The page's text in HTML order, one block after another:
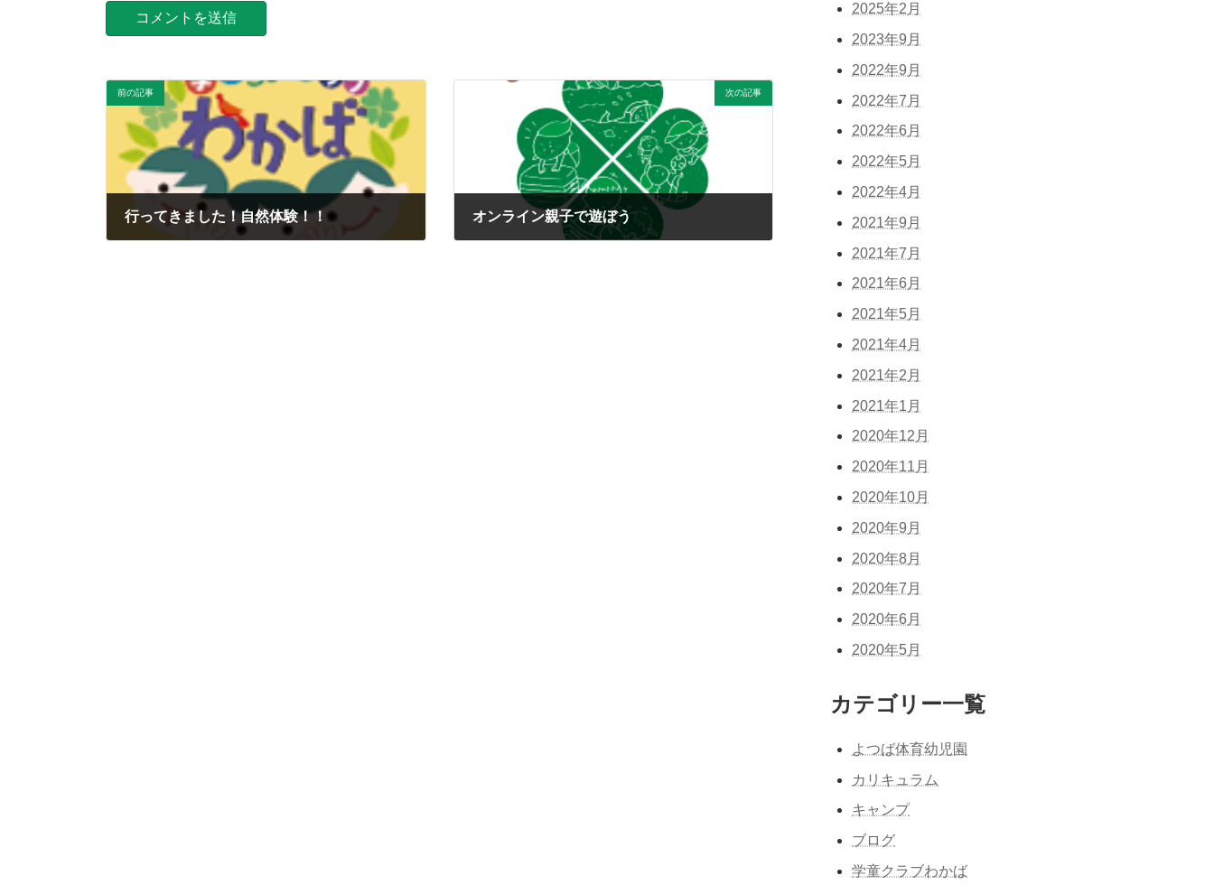
前の記事
行ってきました！自然体験！！
次の記事
オンライン親子で遊ぼう
2025年2月
2023年9月
2022年9月
2022年7月
2022年6月
2022年5月
2022年4月
2021年9月
2021年7月
2021年6月
2021年5月
2021年4月
2021年2月
2021年1月
2020年12月
2020年11月
2020年10月
2020年9月
2020年8月
2020年7月
2020年6月
2020年5月
カテゴリー一覧
よつば体育幼児園
カリキュラム
キャンプ
ブログ
学童クラブわかば